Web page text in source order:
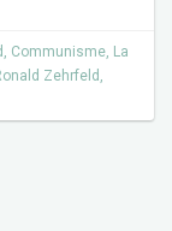
, Communisme, La
Zehrfeld ,